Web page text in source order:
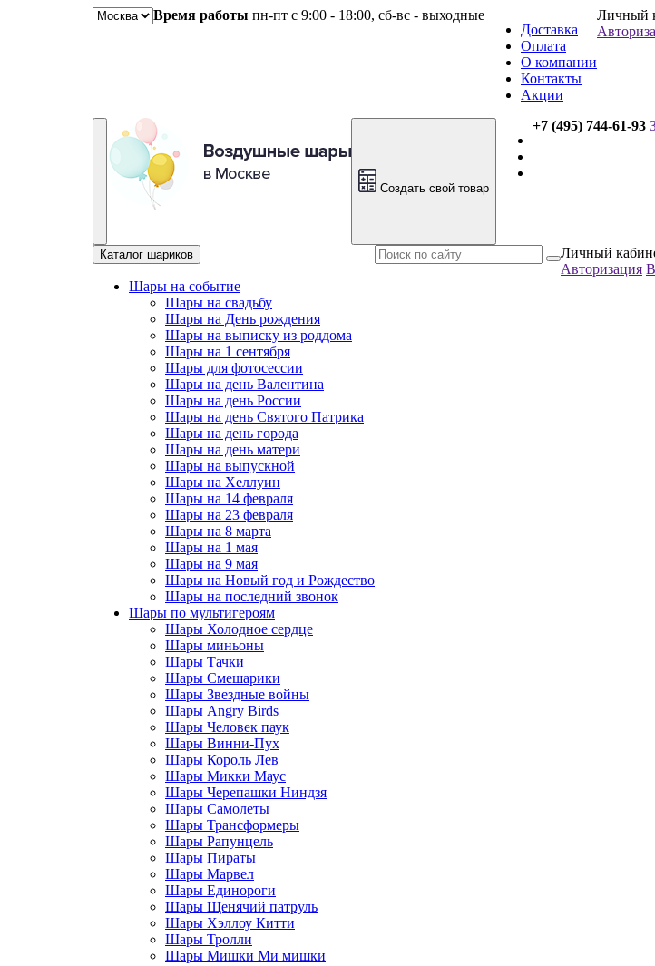
Время работы пн-пт с 9:00 - 18:00, сб-вс - выходные
Доставка
Оплата
О компании
Контакты
Акции
Личный
Создать свой товар
+7 (495) 744-61-93
Каталог шариков
Шары на событие
Шары на свадьбу
Шары на День рождения
Шары на выписку из роддома
Шары на 1 сентября
Шары для фотосессии
Шары на день Валентина
Шары на день России
Шары на день Святого Патрика
Шары на день города
Шары на день матери
Шары на выпускной
Шары на Хеллуин
Шары на 14 февраля
Шары на 23 февраля
Шары на 8 марта
Шары на 1 мая
Шары на 9 мая
Шары на Новый год и Рождество
Шары на последний звонок
Шары по мультигероям
Шары Холодное сердце
Шары миньоны
Шары Тачки
Шары Смешарики
Шары Звездные войны
Шары Angry Birds
Шары Человек паук
Шары Винни-Пух
Шары Король Лев
Шары Микки Маус
Шары Черепашки Ниндзя
Шары Самолеты
Шары Трансформеры
Шары Рапунцель
Шары Пираты
Шары Марвел
Шары Единороги
Шары Щенячий патруль
Шары Хэллоу Китти
Шары Тролли
Шары Мишки Ми мишки
Личный
Авторизация